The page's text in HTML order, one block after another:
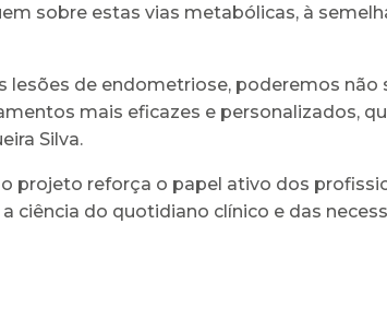
sobre estas vias metabólicas, à
de endometriose, poderemos
mais eficazes e personalizados,
Silva.
projeto reforça o papel ativo dos
do quotidiano clínico e das